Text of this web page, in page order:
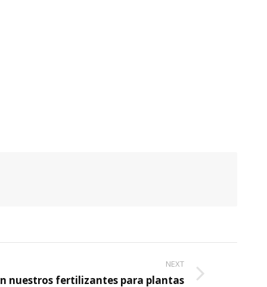
NEXT
nuestros fertilizantes para plantas